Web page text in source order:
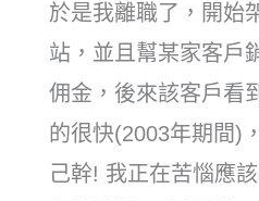
於是我離職了，開始
站，並且幫某家客戶
佣金，後來該客戶看
的很快(2003年期間)
己幹! 我正在苦惱應